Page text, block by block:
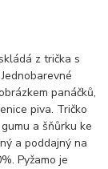
z trička s
panáčků,
piva. Tričko
a šňůrku ke
a poddajný na
Pyžamo je